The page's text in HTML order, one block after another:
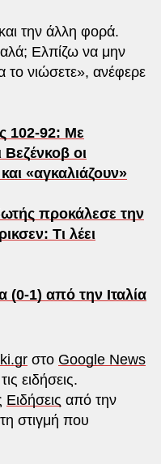
και την άλλη φορά.
Ελπίζω να μην
το νιώσετε», ανέφερε
102-92: Με
οι
«αγκαλιάζουν»
προκάλεσε την
Τι λέει
(0-1) από την Ιταλία
στο Google News
ειδήσεις.
Ειδήσεις από την
στιγμή που